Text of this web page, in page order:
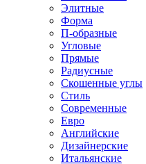
Элитные
Форма
П-образные
Угловые
Прямые
Радиусные
Скошенные углы
Стиль
Современные
Евро
Английские
Дизайнерские
Итальянские